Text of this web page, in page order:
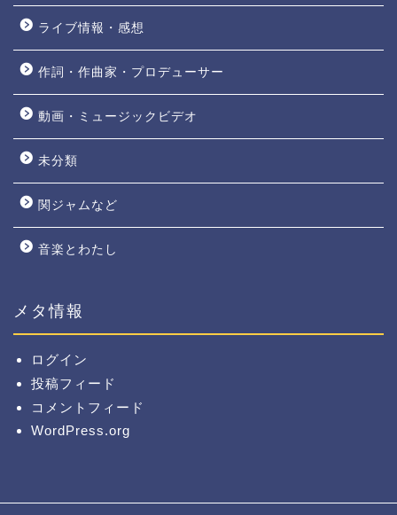
ライブ情報・感想
作詞・作曲家・プロデューサー
動画・ミュージックビデオ
未分類
関ジャムなど
音楽とわたし
メタ情報
ログイン
投稿フィード
コメントフィード
WordPress.org